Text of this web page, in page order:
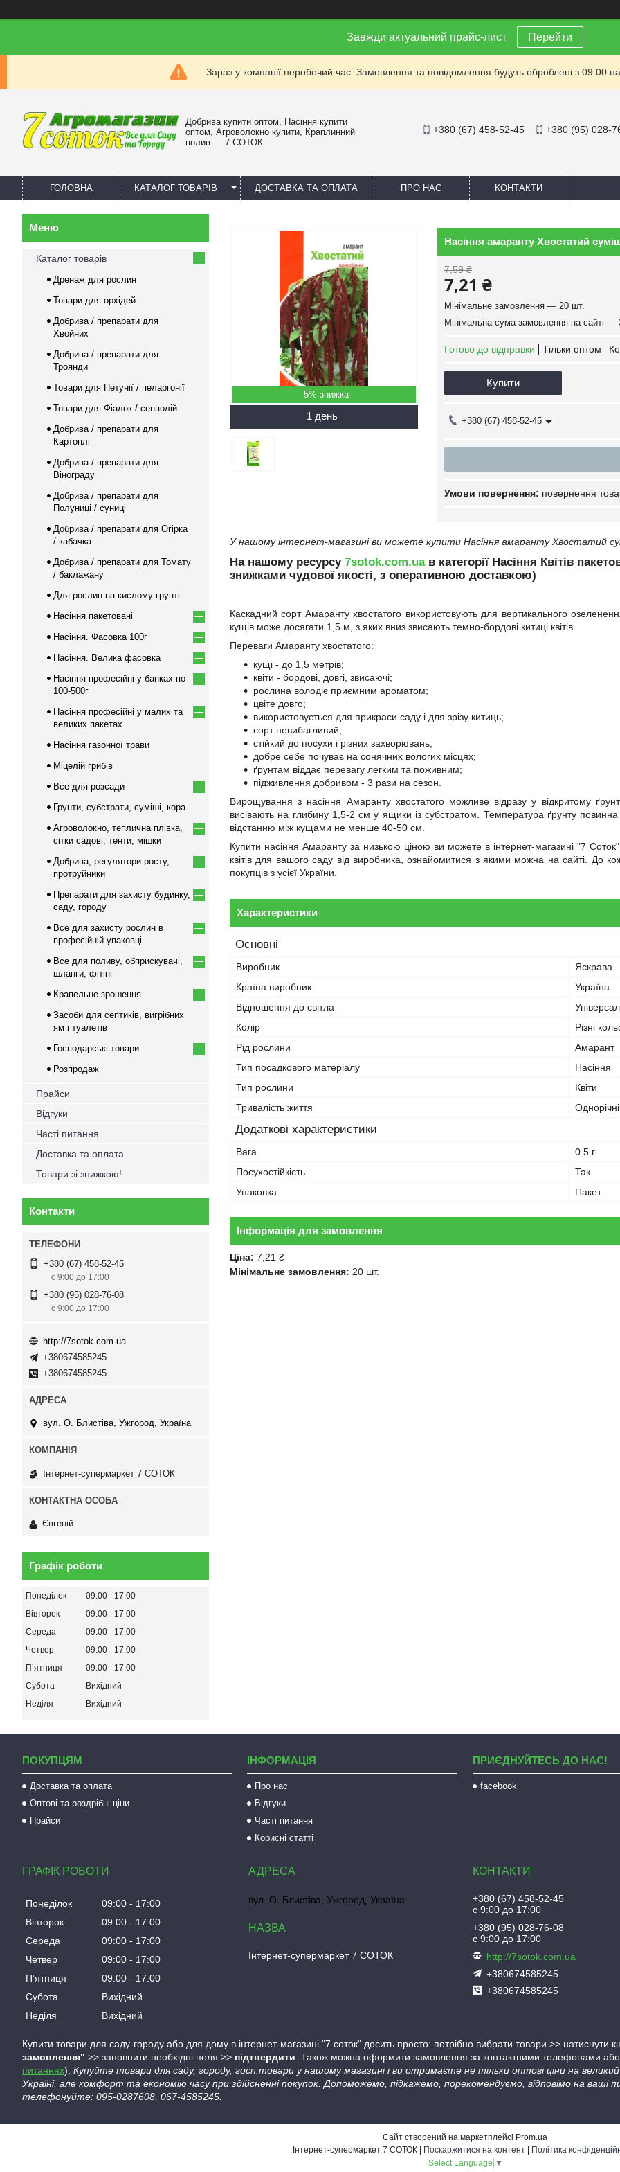
Завжди актуальний прайс-лист Перейти
Зараз у компанії неробочий час. Замовлення та повідомлення будуть оброблені з 09:00
Добрива купити оптом, Насіння купити
оптом, Агроволокно купити, Краплинний
полив — 7 СОТОК
+380 (67) 458-52-45 +380 (95) 028-
ГОЛОВНА КАТАЛОГ ТОВАРІВ ДОСТАВКА ТА ОПЛАТА ПРО НАС КОНТАКТИ
–5%
1 день
Насіння амаранту Хвостатий
7,59 ₴
7,21 ₴
Мінімальне замовлення — 20 шт.
Мінімальна сума замовлення на сайті —
Готово до відправки Тільки оптом
Купити
+380 (67) 458-52-45
повернення
У нашому інтернет-магазині ви можете купити Насіння амаранту Хвостатий
На нашому ресурсу 7sotok.com.uaв категорії Насіння Квітів
знижками чудової якості, з оперативною доставкою)
Каскадний сорт Амаранту хвостатого використовують для вертикального
кущів може досягати 1,5 м, з яких вниз звисають темно-бордові китиці квітів.
Переваги Амаранту хвостатого:
кущі - до 1,5 метрів;
квіти - бордові, довгі, звисаючі;
рослина володіє приємним ароматом;
цвіте довго;
використовується для прикраси саду і для зрізу китиць;
сорт невибагливий;
стійкий до посухи і різних захворювань;
добре себе почуває на сонячних вологих місцях;
ґрунтам віддає перевагу легким та поживним;
підживлення добривом - 3 рази на сезон.
Вирощування з насіння Амаранту хвостатого можливе відразу у відкритому
висівають на глибину 1,5-2 см у ящики із субстратом. Температура ґрунту
відстанню між кущами не менше 40-50 см.
Купити насіння Амаранту за низькою ціною ви можете в інтернет-магазині "7
квітів для вашого саду від виробника, ознайомитися з якими можна на сайті. До
покупців з усієї України.
Характеристики
Основні
Виробник
Яскрава
Країна виробник
Україна
Відношення до світла
Колір
Різні
Рід рослини
Амарант
Тип посадкового матеріалу
Насіння
Тип рослини
Квіти
Тривалість життя
Однорічні
Додаткові характеристики
Вага
0.5 г
Посухостійкість
Так
Упаковка
Пакет
Інформація для замовлення
Ціна: 7,21 ₴
Мінімальне замовлення: 20 шт.
Каталог товарів
Дренаж для рослин
Товари для орхідей
Добрива / препарати для
Хвойних
Добрива / препарати для
Троянди
Товари для Петунії / пеларгонії
Товари для Фіалок / сенполій
Добрива / препарати для
Картоплі
Добрива / препарати для
Вінограду
Добрива / препарати для
Полуниці / суниці
Добрива / препарати для Огірка
/ кабачка
Добрива / препарати для Томату
/ баклажану
Для рослин на кислому грунті
Насіння пакетовані
Насіння. Фасовка 100г
Насіння. Велика фасовка
Насіння професійні у банках по
100-500г
Насіння професійні у малих та
великих пакетах
Насіння газонної трави
Міцелій грибів
Все для розсади
Грунти, субстрати, суміші, кора
Агроволокно, теплична плівка,
сітки садові, тенти, мішки
Добрива, регулятори росту,
протруйники
Препарати для захисту будинку,
саду, городу
Все для захисту рослин в
професійній упаковці
Все для поливу, обприскувачі,
шланги, фітінг
Крапельне зрошення
Засоби для септиків, вигрібних
ям і туалетів
Господарські товари
Розпродаж
Прайси
Відгуки
Часті питання
Доставка та оплата
Товари зі знижкою!
Контакти
+380 (67) 458-52-45
с 9:00 до 17:00
+380 (95) 028-76-08
с 9:00 до 17:00
http://7sotok.com.ua
+380674585245
+380674585245
вул. О. Блистіва, Ужгород, Україна
Інтернет-супермаркет 7 СОТОК
Євгеній
Графік роботи
Понеділок 09:00
17:00
Вівторок
09:00
17:00
Середа
09:00
17:00
Четвер
09:00
17:00
Пʼятниця
09:00
17:00
Субота
Вихідний
Неділя
Вихідний
ПОКУПЦЯМ
Доставка та оплата
Оптові та роздрібні ціни
Прайси
ІНФОРМАЦІЯ
Про нас
Відгуки
Часті питання
Корисні статті
ПРИЄДНУЙТЕСЬ ДО НАС!
facebook
ГРАФІК РОБОТИ
Понеділок 09:00
17:00
Вівторок
09:00
17:00
Середа
09:00
17:00
Четвер
09:00
17:00
Пʼятниця
09:00
17:00
Субота
Вихідний
Неділя
Вихідний
вул. О. Блистіва, Ужгород, Україна
Інтернет-супермаркет 7 СОТОК
+380 (67) 458-52-45
с 9:00 до 17:00
+380 (95) 028-76-08
с 9:00 до 17:00
http://7sotok.com.ua
+380674585245
+380674585245
Купити товари для саду-городу або для дому в інтернет-магазині "7 соток" досить просто: потрібно вибрати товари >> натиснути
замовлення" >> заповнити необхідні поля >> підтвердити. Також можна оформити замовлення за контактними телефонами або
питаннях). Купуйте товари для саду, городу, госп.товари у нашому магазині і ви отримаєте не тільки оптові ціни на
Україні, але комфорт та економію часу при здійсненні покупок. Допоможемо, підкажемо, порекомендуємо, відповімо на ваші
телефонуйте: 095-0287608, 067-4585245.
Сайт створений на маркетплейсі Prom.ua
Поскаржитися на контент
Політика
Select Language ▼